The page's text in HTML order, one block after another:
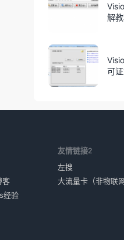
解
可
客
经验
友情链接2
左搜
大流量卡（非物联网